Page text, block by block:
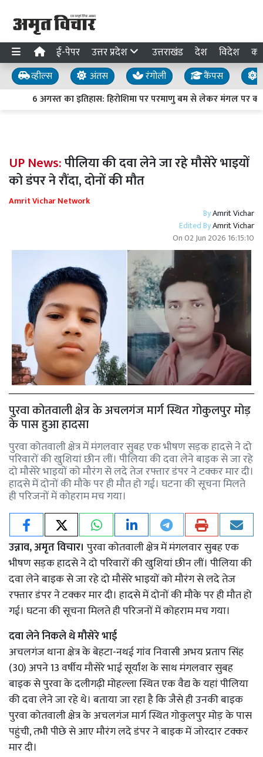
ई-पेपर उत्तर प्रदेश उत्तराखंड देश विदेश
व्हील्स अंतस रंगोली कैंपस
6 अगस्त का इतिहास: हिरोशिमा पर परमाणु बम से लेकर मंगल पर
UP News:पीलिया की दवा लेने जा रहे मौसेरे भाइयों
को डंपर ने रौंदा, दोनों की मौत
Amrit Vichar Network
ByAmrit Vichar
Edited ByAmrit Vichar
On02 Jun 2026 16:15:10
पुरवा कोतवाली क्षेत्र के अचलगंज मार्ग स्थित गोकुलपुर मोड़
के पास हुआ हादसा
पुरवा कोतवाली क्षेत्र में मंगलवार सुबह एक भीषण सड़क हादसे ने दो
परिवारों की खुशियां छीन लीं। पीलिया की दवा लेने बाइक से जा रहे
दो मौसेरे भाइयों को मौरंग से लदे तेज रफ्तार डंपर ने टक्कर मार दी।
हादसे में दोनों की मौके पर ही मौत हो गई। घटना की सूचना मिलते
ही परिजनों में कोहराम मच गया।
उन्नाव, अमृत विचार। पुरवा कोतवाली क्षेत्र में मंगलवार सुबह एक
भीषण सड़क हादसे ने दो परिवारों की खुशियां छीन लीं। पीलिया की
दवा लेने बाइक से जा रहे दो मौसेरे भाइयों को मौरंग से लदे तेज
रफ्तार डंपर ने टक्कर मार दी। हादसे में दोनों की मौके पर ही मौत हो
गई। घटना की सूचना मिलते ही परिजनों में कोहराम मच गया।
दवा लेने निकले थे मौसेरे भाई
अचलगंज थाना क्षेत्र के बेहटा-नथई गांव निवासी अभय प्रताप सिंह
(30) अपने 13 वर्षीय मौसेरे भाई सूर्यांश के साथ मंगलवार सुबह
बाइक से पुरवा के दलीगढ़ी मोहल्ला स्थित एक वैद्य के यहां पीलिया
की दवा लेने जा रहे थे। बताया जा रहा है कि जैसे ही उनकी बाइक
पुरवा कोतवाली क्षेत्र के अचलगंज मार्ग स्थित गोकुलपुर मोड़ के पास
पहुंची, तभी पीछे से आए मौरंग लदे डंपर ने बाइक में जोरदार टक्कर
मार दी।